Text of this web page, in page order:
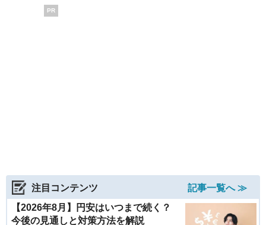
PR
注目コンテンツ
記事一覧へ ≫
【2026年8月】円安はいつまで続く？
今後の見通しと対策方法を解説